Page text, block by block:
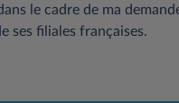
le cadre de ma
ses filiales françaises.